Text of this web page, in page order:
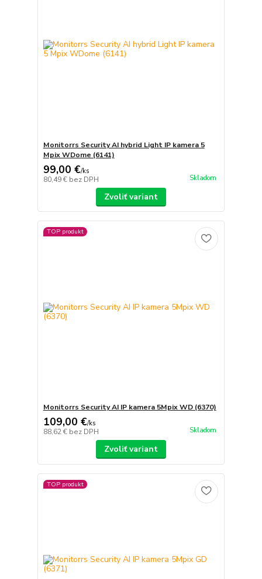
Monitorrs Security AI hybrid Light IP kamera 5
Mpix WDome (6141)
99,00 €/ks
80,49 € bez DPH Skladom
Zvoliť variant
TOP produkt
Monitorrs Security AI IP kamera 5Mpix WD (6370)
109,00 €/ks
88,62 € bez DPH Skladom
Zvoliť variant
TOP produkt